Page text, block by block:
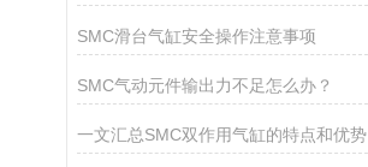
SMC滑台气缸安全操作注意事项
SMC气动元件输出力不足怎么办？
一文汇总SMC双作用气缸的特点和优势